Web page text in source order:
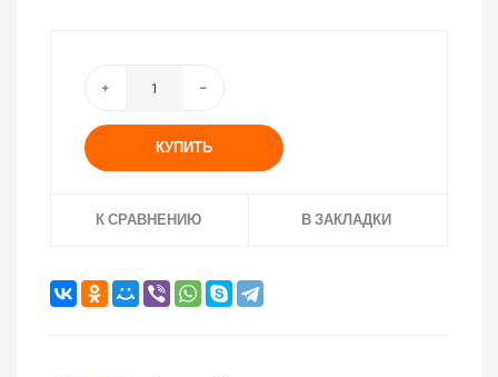
КУПИТЬ
К СРАВНЕНИЮ В ЗАКЛАДКИ